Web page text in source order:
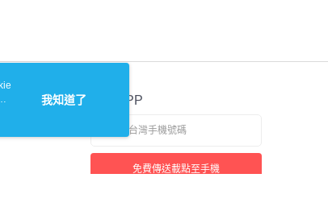
官方APP
免費傳送載點至手機
我知道了